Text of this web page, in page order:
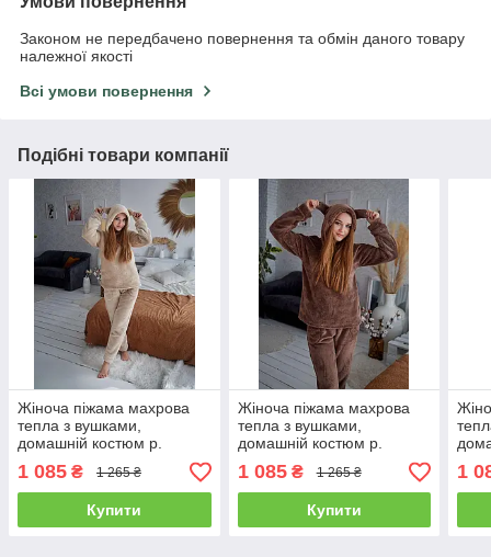
Законом не передбачено повернення та обмін даного товару
належної якості
Всі умови повернення
Подібні товари компанії
Жіноча піжама махрова
тепла з вушками,
домашній костюм р.
S,M,L,XL
1 085 ₴ 1 265 ₴
Купити
Жіноча піжама махрова
тепла з вушками,
домашній костюм р.
S,M,L,XL
1 085₴ 1 265 ₴
Купити
1